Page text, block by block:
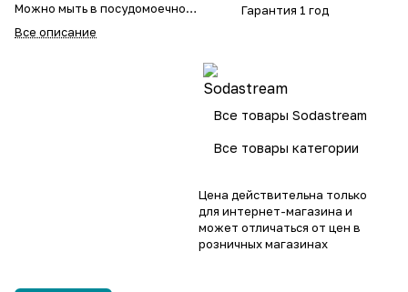
Можно мыть в посудомоечной
Все описание
Гарантия 1 год
Все товары Sodastream
Все товары категории
Цена действительна только
для интернет-магазина и
может отличаться от цен в
розничных магазинах